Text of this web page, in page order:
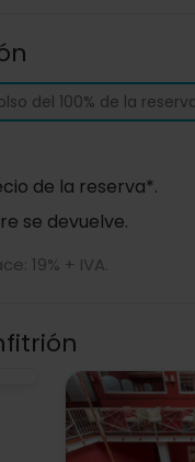
del 100% de la
de la reserva*.
se devuelve.
19% + IVA.